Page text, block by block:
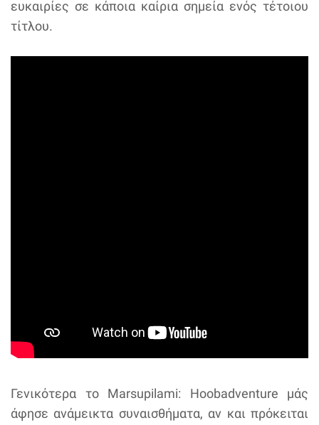
ευκαιρίες σε κάποια καίρια σημεία ενός τέτοιου
τίτλου.
Γενικότερα το Marsupilami: Hoobadventure μάς
άφησε ανάμεικτα συναισθήματα, αν και πρόκειται